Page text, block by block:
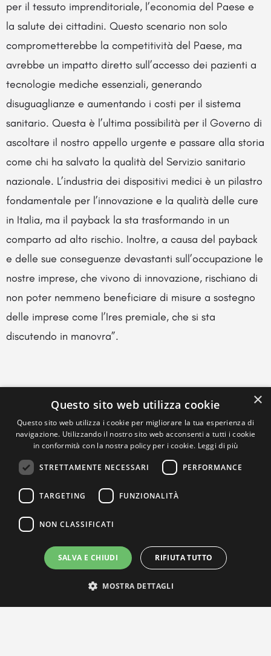
per il tessuto imprenditoriale, l’economia del Paese e
la salute dei cittadini. Questo scenario non solo
comprometterebbe la competitività del Paese, ma
avrebbe un impatto diretto sull’accesso dei pazienti a
tecnologie mediche essenziali, generando
disuguaglianze e aumentando i costi per il sistema
sanitario. Questa è l’ultima possibilità per il Governo di
ascoltare il nostro appello urgente e passare alla storia
come chi ha salvato la qualità del Servizio sanitario
nazionale. L’industria dei dispositivi medici è un pilastro
fondamentale per l’innovazione e la qualità delle cure
in Italia, ma il payback la sta trasformando in un
comparto ad alto rischio. Inoltre, a causa del payback
e delle sue conseguenze devastanti sull’occupazione le
nostre imprese, che vivono di innovazione, rischiano di
non poter nemmeno beneficiare di misure a sostegno
delle imprese come l’Ires premiale, che si sta
discutendo in manovra”.
×
Questo sito web utilizza cookie
Questo sito web utilizza i cookie per migliorare la tua esperienza di
navigazione. Utilizzando il nostro sito web acconsenti a tutti i cookie
in conformità con la nostra policy per i cookie. Leggi di più
STRETTAMENTE NECESSARI PERFORMANCE
TARGETING FUNZIONALITÀ
NON CLASSIFICATI
SALVA E CHIUDI RIFIUTA TUTTO
MOSTRA DETTAGLI